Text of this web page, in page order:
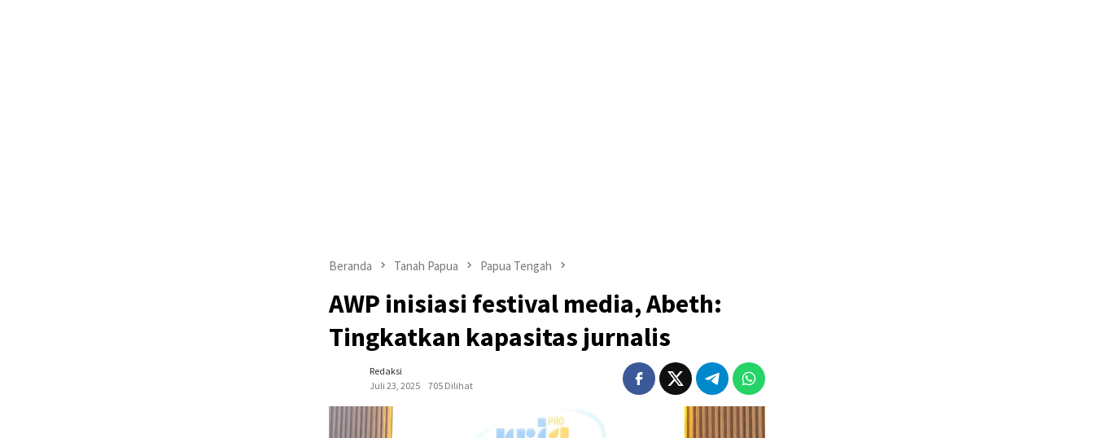
Beranda Tanah Papua Papua Tengah
AWP inisiasi festival media, Abeth:
Tingkatkan kapasitas jurnalis
Redaksi
Juli 23, 2025
705 Dilihat